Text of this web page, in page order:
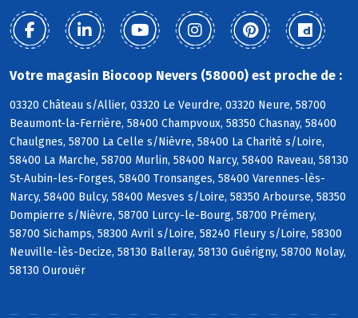
Votre magasin Biocoop Nevers (58000) est proche de :
03320 Château s/Allier, 03320 Le Veurdre, 03320 Neure, 58700
Beaumont-la-Ferrière, 58400 Champvoux, 58350 Chasnay, 58400
Chaulgnes, 58700 La Celle s/Nièvre, 58400 La Charité s/Loire,
58400 La Marche, 58700 Murlin, 58400 Narcy, 58400 Raveau, 58130
St-Aubin-les-Forges, 58400 Tronsanges, 58400 Varennes-lès-
Narcy, 58400 Bulcy, 58400 Mesves s/Loire, 58350 Arbourse, 58350
Dompierre s/Nièvre, 58700 Lurcy-le-Bourg, 58700 Prémery,
58700 Sichamps, 58300 Avril s/Loire, 58240 Fleury s/Loire, 58300
Neuville-lès-Decize, 58130 Balleray, 58130 Guérigny, 58700 Nolay,
58130 Ourouër